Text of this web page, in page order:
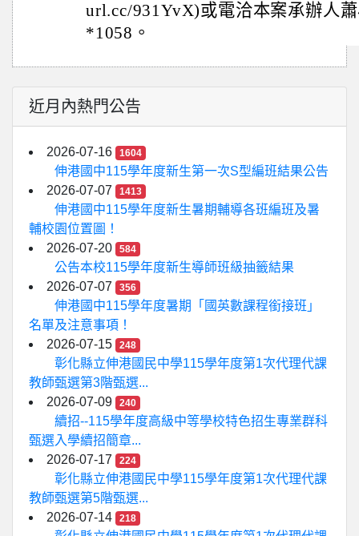
url.cc/931YvX)或電洽本案承辦人
*1058。
近月內熱門公告
2026-07-16 1604
伸港國中115學年度新生第一次S型編班結果公告
2026-07-07
1413
伸港國中115學年度新生暑期輔導各班編班及暑
輔校園位置圖！
2026-07-20
584
公告本校115學年度新生導師班級抽籤結果
2026-07-07
356
伸港國中115學年度暑期「國英數課程銜接班」
名單及注意事項！
2026-07-15
248
彰化縣立伸港國民中學115學年度第1次代理代課
教師甄選第3階甄選...
2026-07-09
240
續招--115學年度高級中等學校特色招生專業群科
甄選入學續招簡章...
2026-07-17
224
彰化縣立伸港國民中學115學年度第1次代理代課
教師甄選第5階甄選...
2026-07-14
218